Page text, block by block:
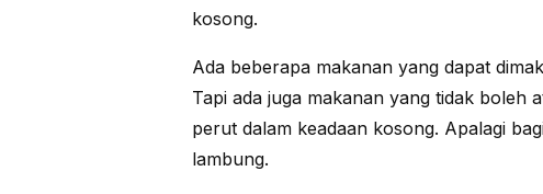
kosong.
Ada beberapa makanan yang dapat
Tapi ada juga makanan yang tidak boleh
perut dalam keadaan kosong. Apalagi
lambung.